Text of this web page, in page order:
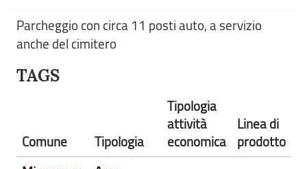
Parcheggio con circa 11 posti auto, a servizio
anche del cimitero
TAGS
Comune Tipologia
Tipologia
attività
economica
Linea di
prodotto